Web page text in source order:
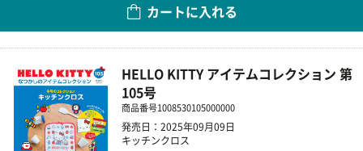
カートに入れる
HELLO KITTY アイテムコレクション 第
105号
商品番号1008530105000000
発売日：2025年09月09日
キッチンクロス